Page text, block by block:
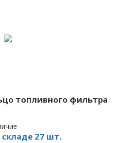
топливного фильтра
складе 27 шт.